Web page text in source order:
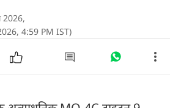
2026,
4:59 PM IST)